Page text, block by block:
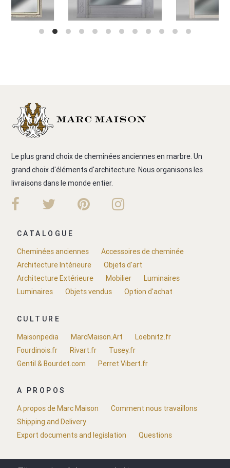
Le plus grand choix de cheminées anciennes en marbre. Un
grand choix d'éléments d'architecture. Nous organisons les
livraisons dans le monde entier.
CATALOGUE
Cheminées anciennes
Accessoires de cheminée
Architecture Intérieure
Objets d'art
Architecture Extérieure
Mobilier
Luminaires
Luminaires
Objets vendus Option d'achat
CULTURE
Maisonpedia
MarcMaison.Art
Loebnitz.fr
Fourdinois.fr
Rivart.fr
Tusey.fr
Gentil & Bourdet.com
Perret Vibert.fr
A PROPOS
A propos de Marc Maison
Comment nous travaillons
Shipping and Delivery
Export documents and legislation
Questions